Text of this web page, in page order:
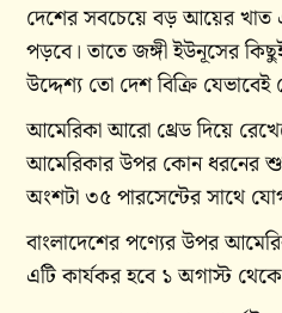
দেশের সবচেয়ে বড় আয়ের
পড়বে। তাতে জঙ্গী ইউনূসের
উদ্দেশ্য তো দেশ বিক্রি
আমেরিকা আরো থ্রেড দিয়ে
আমেরিকার উপর কোন ধরনের
অংশটা ৩৫ পারসেন্টের সাথে
বাংলাদেশের পণ্যের উপর
এটি কার্যকর হবে ১ অগাস্ট